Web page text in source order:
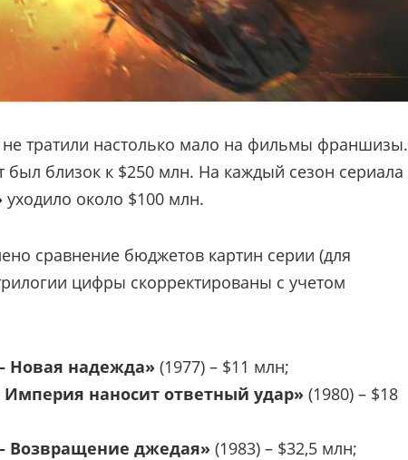
не тратили настолько мало на фильмы франшизы.
близок к $250 млн. На каждый сезон сериала
уходило около $100 млн.
сравнение бюджетов картин серии (для
цифры скорректированы с учетом
Новая надежда» (1977) – $11 млн;
Империя наносит ответный удар» (1980) – $18
Возвращение джедая» (1983) – $32,5 млн;